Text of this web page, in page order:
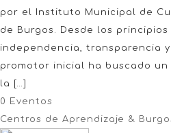
por el Instituto Municipal de
de Burgos. Desde los
independencia, transparencia
promotor inicial ha buscado
la […]
0 Eventos
Centros de Aprendizaje &